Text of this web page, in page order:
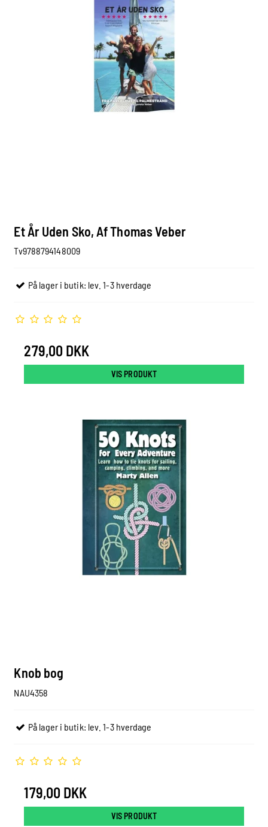
Et År Uden Sko, Af Thomas Veber
Tv9788794148009
På lager i butik: lev. 1-3 hverdage
279,00 DKK
VIS PRODUKT
Knob bog
NAU4358
På lager i butik: lev. 1-3 hverdage
179,00 DKK
VIS PRODUKT